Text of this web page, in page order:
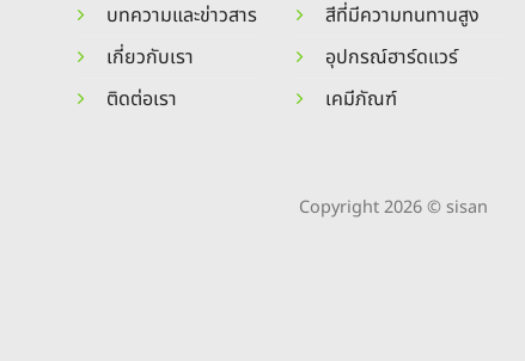
บทความและข่าวสาร
เกี่ยวกับเรา
ติดต่อเรา
สีที่มีความทนทานสูง
อุปกรณ์ฮาร์ดแวร์
เคมีภัณฑ์
Copyright 2026 © sisan